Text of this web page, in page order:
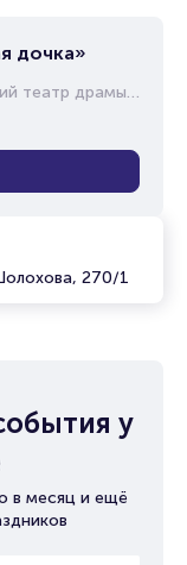
270/1
дочка»
им. М.Горького
у
в месяц и ещё